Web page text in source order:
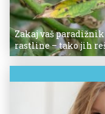
Zakaj vaš
rastline – tako jih